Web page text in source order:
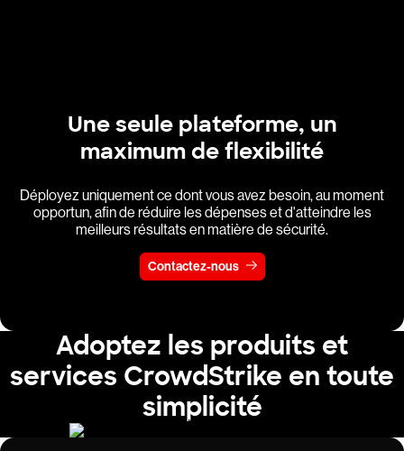
Une seule plateforme, un
maximum de flexibilité
Déployez uniquement ce dont vous avez besoin, au moment
opportun, afin de réduire les dépenses et d'atteindre les
meilleurs résultats en matière de sécurité.
Contactez-nous
Adoptez les produits et
services CrowdStrike en toute
simplicité